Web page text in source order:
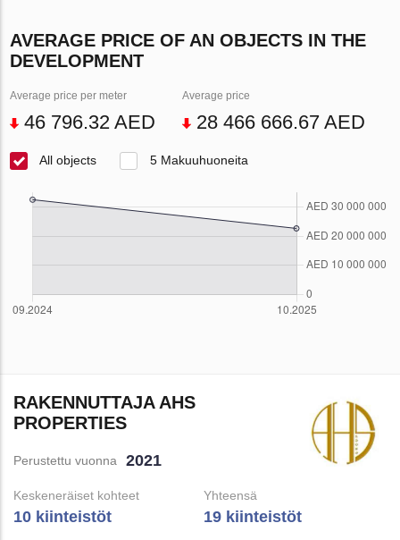
AVERAGE PRICE OF AN OBJECTS IN THE
DEVELOPMENT
Average price per meter
46 796.32 AED
Average price
28 466 666.67 AED
All objects 5 Makuuhuoneita
RAKENNUTTAJA AHS
PROPERTIES
Perustettu vuonna 2021
Keskeneräiset kohteet
10 kiinteistöt
Yhteensä
19 kiinteistöt